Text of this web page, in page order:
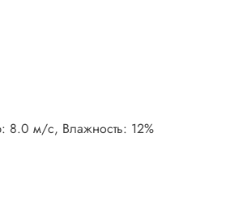
8.0 м/с, Влажность: 12%